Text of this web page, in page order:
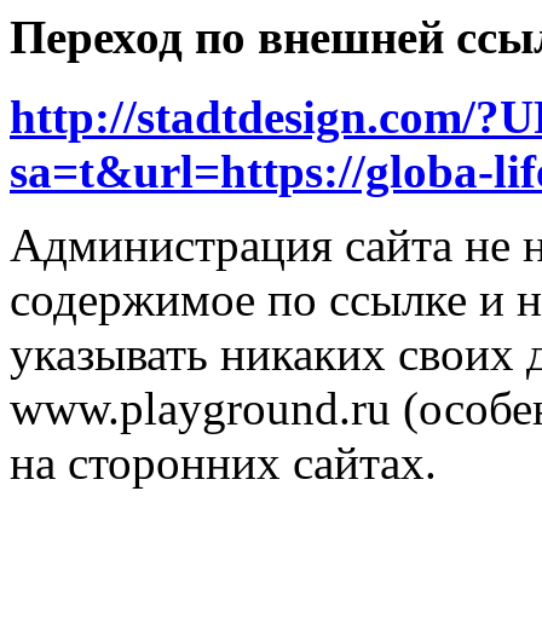
Переход по внешней
http://stadtdesign.com/
sa=t&url=https://globa-
Администрация сайта не
содержимое по ссылке и
указывать никаких
www.playground.ru
на сторонних сайтах.